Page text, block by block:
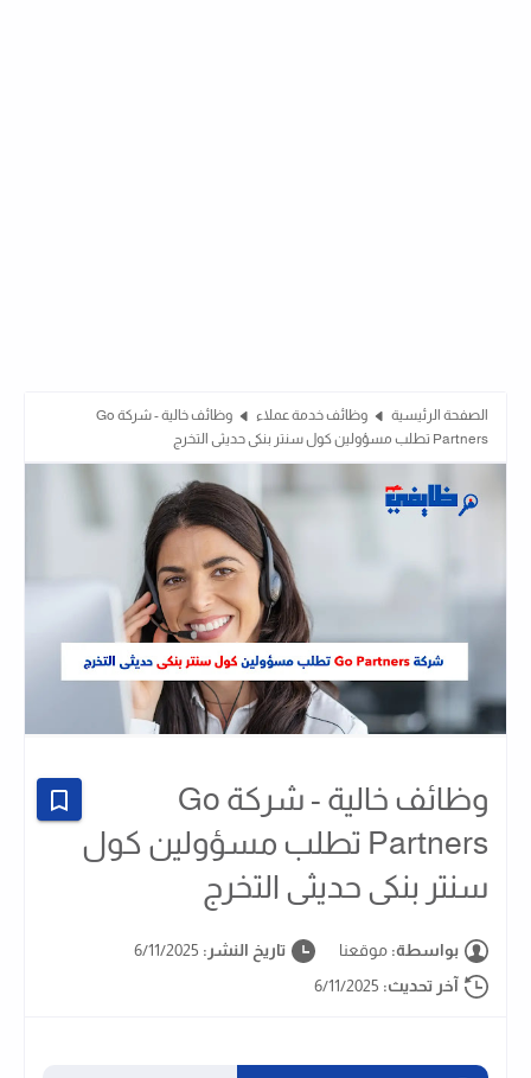
الصفحة الرئيسية وظائف خدمة عملاء
وظائف خالية - شركة Go
Partners تطلب مسؤولين كول سنتر بنكى حديثى التخرج
وظائف خالية - شركة Go
Partners تطلب مسؤولين كول
سنتر بنكى حديثى التخرج
بواسطة: موقعنا تاريخ النشر: 6/11/2025
آخر تحديث: 6/11/2025